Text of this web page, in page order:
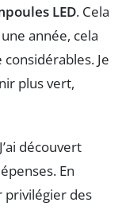
LED. Cela
année, cela
Je
plus vert,
J’ai découvert
En
privilégier des